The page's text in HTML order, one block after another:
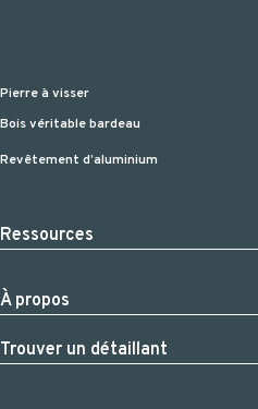
Pierre à visser
Bois véritable bardeau
Revêtement d’aluminium
Ressources
À propos
Trouver un détaillant